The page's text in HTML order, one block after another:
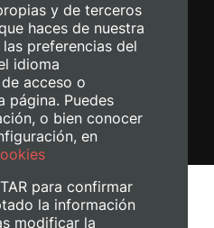
y de terceros
haces de nuestra
preferencias del
idioma
acceso o
página. Puedes
o bien conocer
en
para confirmar
la información
modificar la